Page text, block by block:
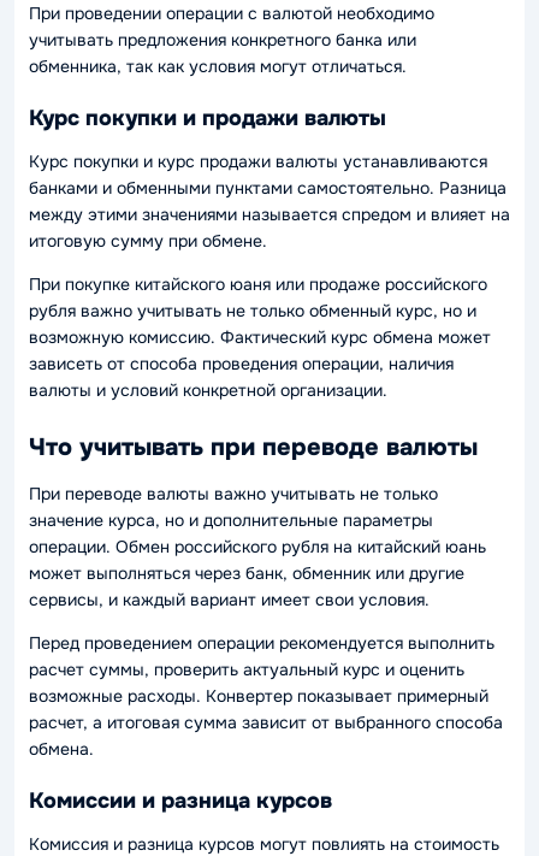
При проведении операции с валютой необходимо
учитывать предложения конкретного банка или
обменника, так как условия могут отличаться.
Курс покупки и продажи валюты
Курс покупки и курс продажи валюты устанавливаются
банками и обменными пунктами самостоятельно. Разница
между этими значениями называется спредом и влияет на
итоговую сумму при обмене.
При покупке китайского юаня или продаже российского
рубля важно учитывать не только обменный курс, но и
возможную комиссию. Фактический курс обмена может
зависеть от способа проведения операции, наличия
валюты и условий конкретной организации.
Что учитывать при переводе валюты
При переводе валюты важно учитывать не только
значение курса, но и дополнительные параметры
операции. Обмен российского рубля на китайский юань
может выполняться через банк, обменник или другие
сервисы, и каждый вариант имеет свои условия.
Перед проведением операции рекомендуется выполнить
расчет суммы, проверить актуальный курс и оценить
возможные расходы. Конвертер показывает примерный
расчет, а итоговая сумма зависит от выбранного способа
обмена.
Комиссии и разница курсов
Комиссия и разница курсов могут повлиять на стоимость